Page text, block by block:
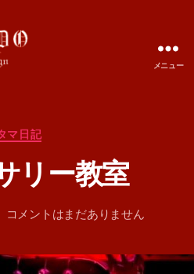
メニュー
カ
ゴ
リ
マ日記
リー教室
T
A
ア
サ
コメントはまだありません